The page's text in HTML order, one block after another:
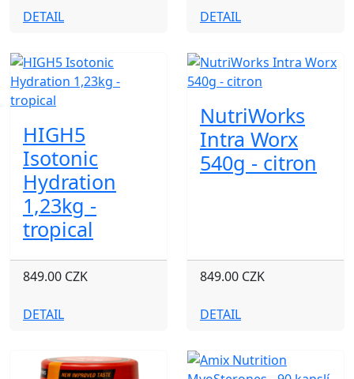
DETAIL DETAIL
HIGH5
Isotonic
Hydration
1,23kg -
tropical
849.00 CZK
DETAIL
NutriWorks
Intra Worx
540g - citron
849.00 CZK
DETAIL